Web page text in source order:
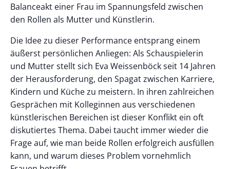
Balanceakt einer Frau im Spannungsfeld zwischen
den Rollen als Mutter und Künstlerin.
Die Idee zu dieser Performance entsprang einem
äußerst persönlichen Anliegen: Als Schauspielerin
und Mutter stellt sich Eva Weissenböck seit 14 Jahren
der Herausforderung, den Spagat zwischen Karriere,
Kindern und Küche zu meistern. In ihren zahlreichen
Gesprächen mit Kolleginnen aus verschiedenen
künstlerischen Bereichen ist dieser Konflikt ein oft
diskutiertes Thema. Dabei taucht immer wieder die
Frage auf, wie man beide Rollen erfolgreich ausfüllen
kann, und warum dieses Problem vornehmlich